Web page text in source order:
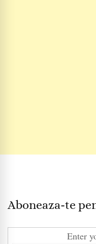
Aboneaza-te
Enter